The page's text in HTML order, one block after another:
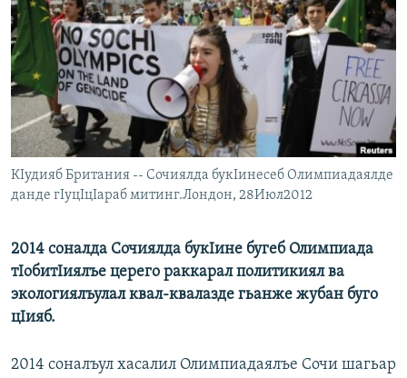
РАСПИСАНИЕ ВЕЩАНИЯ
ПОДПИШИТЕСЬ НА РАССЫЛКУ
СОЦИАЛЬНЫЕ СЕТИ
КIудияб Британия -- Сочиялда букIинесеб Олимпиадаялде
данде гIуцIцIараб митинг.Лондон, 28Июл2012
2014 соналда Сочиялда букIине бугеб Олимпиада
тIобитIиялъе церего раккарал политикиял ва
экологиялъулал квал-квалазде гьанже жубан буго
цIияб.
2014 соналъул хасалил Олимпиадаялъе Сочи шагьар